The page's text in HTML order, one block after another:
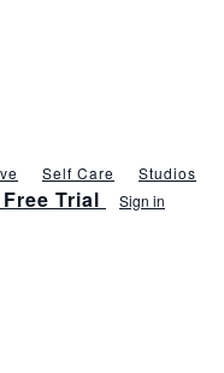
Self Care
Studios
Trial Sign in